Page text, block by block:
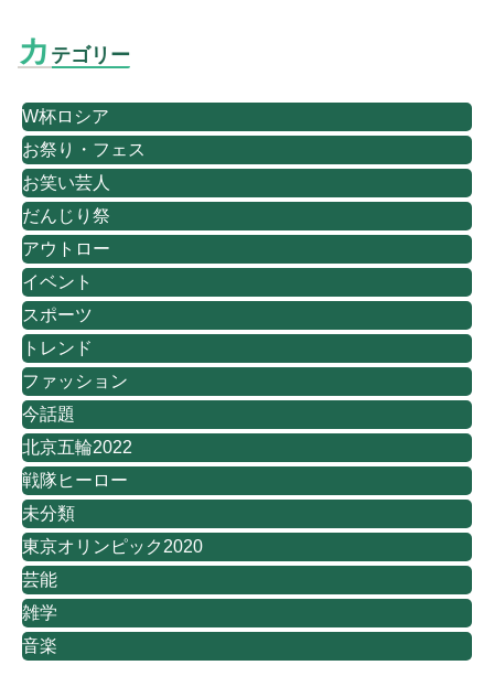
カ テゴリー
W杯ロシア
お祭り・フェス
お笑い芸人
だんじり祭
アウトロー
イベント
スポーツ
トレンド
ファッション
今話題
北京五輪2022
戦隊ヒーロー
未分類
東京オリンピック2020
芸能
雑学
音楽